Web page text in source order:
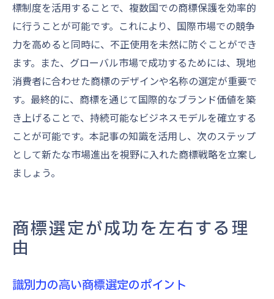
標制度を活用することで、複数国での商標保護を効率的
に行うことが可能です。これにより、国際市場での競争
力を高めると同時に、不正使用を未然に防ぐことができ
ます。また、グローバル市場で成功するためには、現地
消費者に合わせた商標のデザインや名称の選定が重要で
す。最終的に、商標を通じて国際的なブランド価値を築
き上げることで、持続可能なビジネスモデルを確立する
ことが可能です。本記事の知識を活用し、次のステップ
として新たな市場進出を視野に入れた商標戦略を立案し
ましょう。
商標選定が成功を左右する理
由
識別力の高い商標選定のポイント